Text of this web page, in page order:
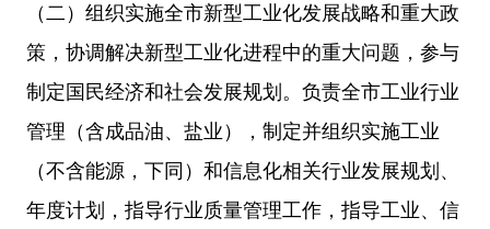
（二）组织实施全市新型工业化发展战略和重大政
策，协调解决新型工业化进程中的重大问题，参与
制定国民经济和社会发展规划。负责全市工业行业
管理（含成品油、盐业），制定并组织实施工业
（不含能源，下同）和信息化相关行业发展规划、
年度计划，指导行业质量管理工作，指导工业、信